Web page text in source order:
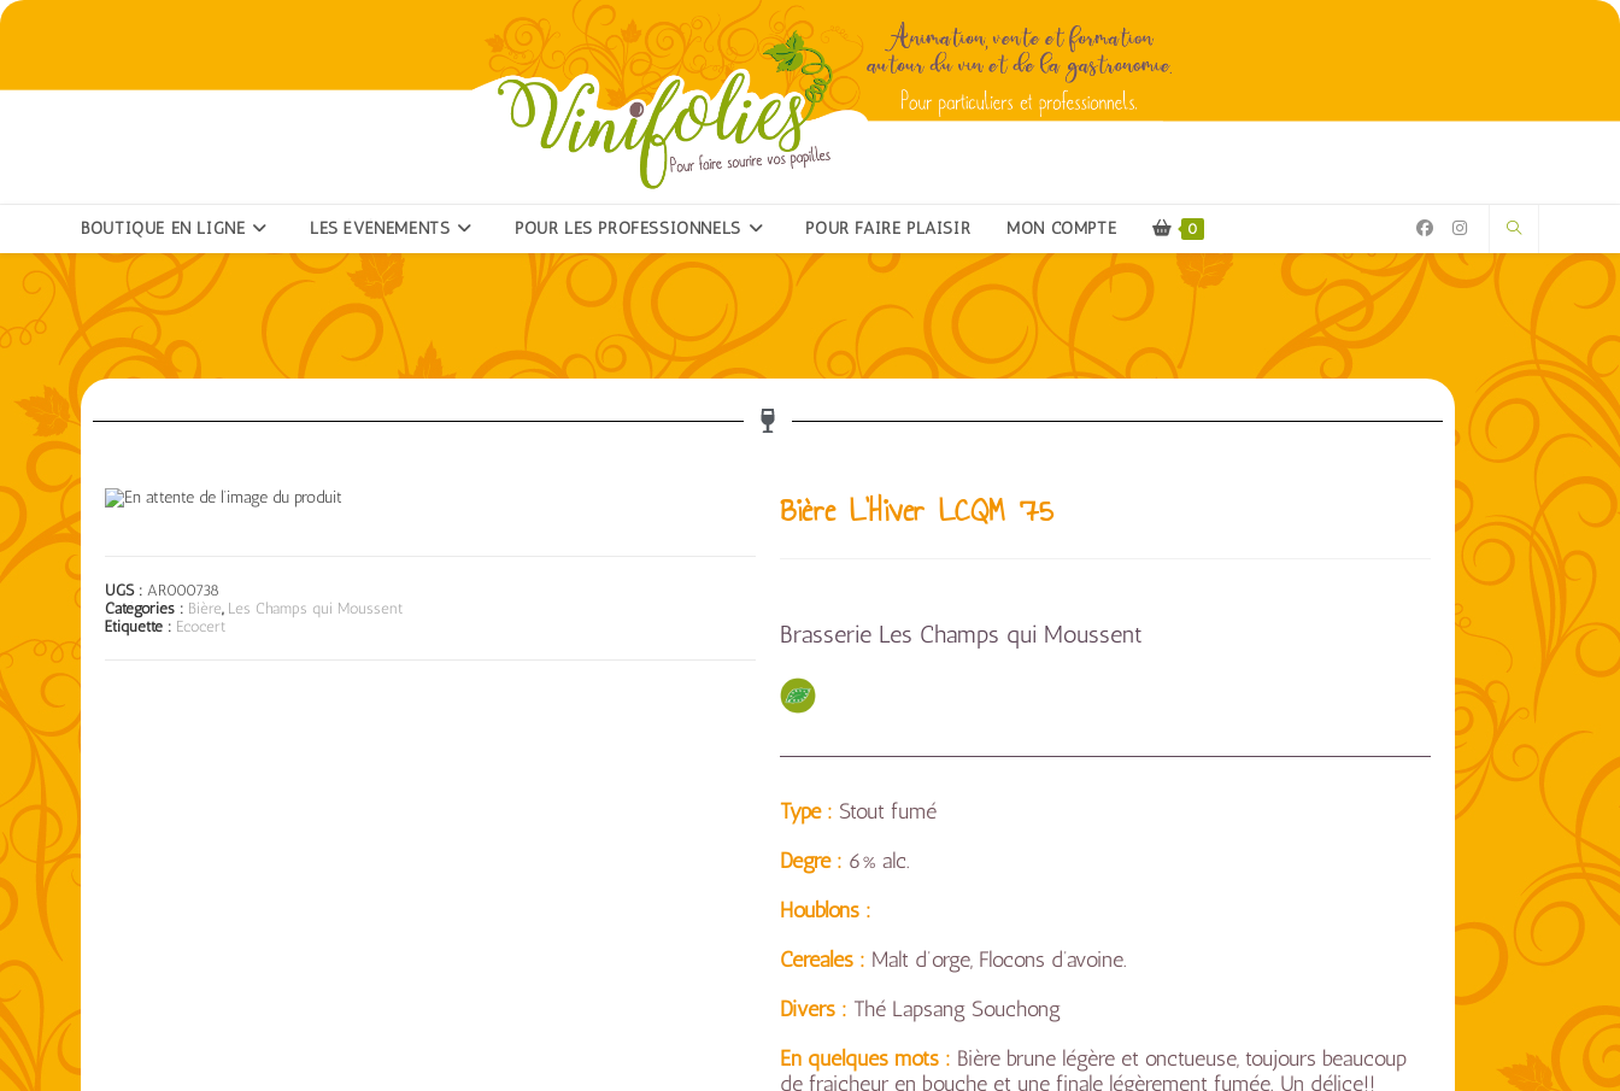
BOUTIQUE EN LIGNE LES ÉVÉNEMENTS POUR LES PROFESSIONNELS POUR FAIRE PLAISIR MON COMPTE 0
UGS : AR000738
Catégories : Bière, Les Champs qui Moussent
Étiquette : Ecocert
Bière L’Hiver LCQM 75
Brasserie Les Champs qui Moussent
Type : Stout fumé
Degré : 6% alc.
Houblons :
Céréales : Malt d’orge, Flocons d’avoine.
Divers : Thé Lapsang Souchong
En quelques mots : Bière brune légère et onctueuse, toujours beaucoup
de fraicheur en bouche et une finale légèrement fumée. Un délice!!